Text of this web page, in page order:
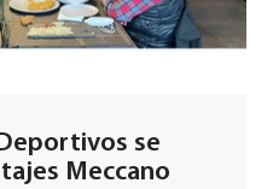
se
Meccano